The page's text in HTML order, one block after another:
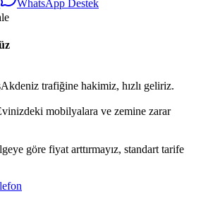
WhatsApp Destek
Akdeniz trafiğine hakimiz, hızlı geliriz.
mobilyalara ve zemine zarar
göre fiyat arttırmayız, standart tarife